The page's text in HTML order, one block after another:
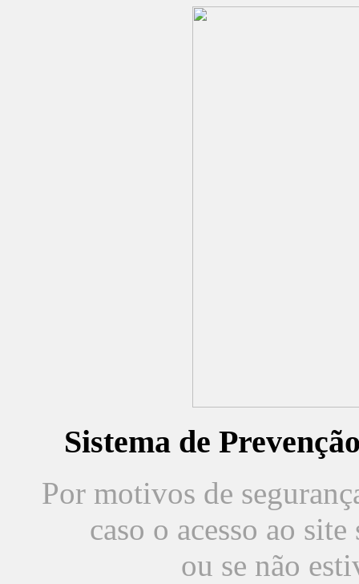
Sistema de
Por motivos de
caso o acesso ao
ou se não